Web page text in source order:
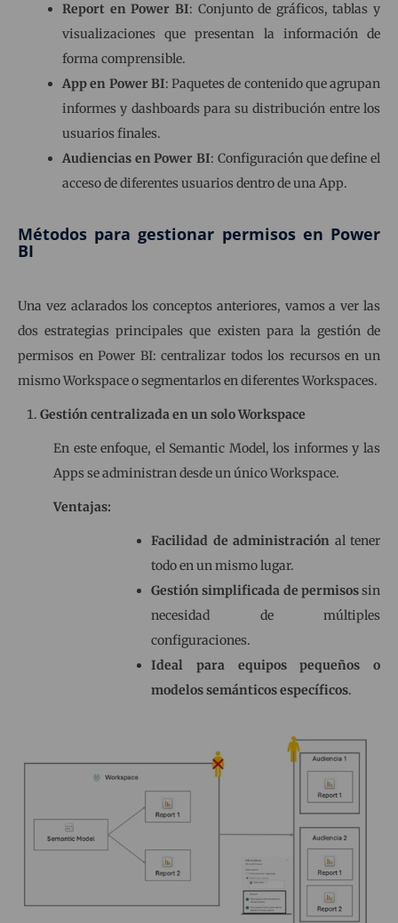
Report en Power BI: Conjunto de gráficos, tablas y
visualizaciones que presentan la información de
forma comprensible.
App en Power BI: Paquetes de contenido que agrupan
informes y dashboards para su distribución entre los
usuarios finales.
Audiencias en Power BI: Configuración que define el
acceso de diferentes usuarios dentro de una App.
Métodos para gestionar permisos en Power
BI
Una vez aclarados los conceptos anteriores, vamos a ver las
dos estrategias principales que existen para la gestión de
permisos en Power BI: centralizar todos los recursos en un
mismo Workspace o segmentarlos en diferentes Workspaces.
Gestión centralizada en un solo Workspace
En este enfoque, el Semantic Model, los informes y las
Apps se administran desde un único Workspace.
Ventajas:
Facilidad de administración al tener
todo en un mismo lugar.
Gestión simplificada de permisossin
necesidad de múltiples
configuraciones.
Ideal para equipos pequeños o
modelos semánticos específicos.